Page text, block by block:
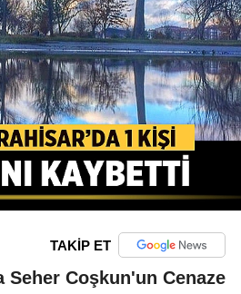
TAKİP ET
Coşkun'un Cenaze